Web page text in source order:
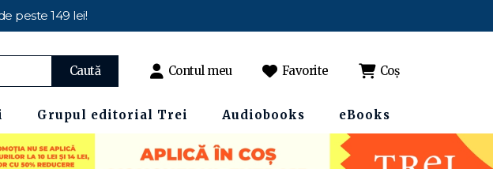
peste 149 lei!
Caută Contul meu Favorite Coș
Grupul editorial Trei Audiobooks eBooks